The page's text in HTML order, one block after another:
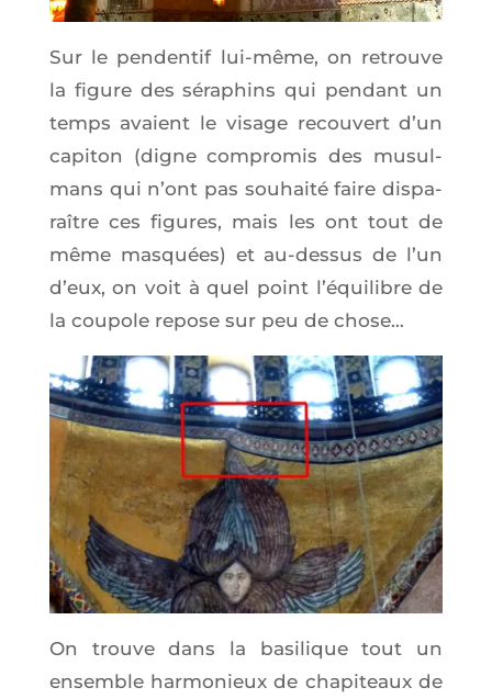
Sur le pen­den­tif lui-même, on retrouve
la figure des séra­phins qui pen­dant un
temps avaient le visage recou­vert d’un
capi­ton (digne com­pro­mis des musul­
mans qui n’ont pas sou­hai­té faire dis­pa­
raître ces figures, mais les ont tout de
même mas­quées) et au-des­sus de l’un
d’eux, on voit à quel point l’é­qui­libre de
la cou­pole repose sur peu de chose…
On trouve dans la basi­lique tout un
ensemble har­mo­nieux de cha­pi­teaux de